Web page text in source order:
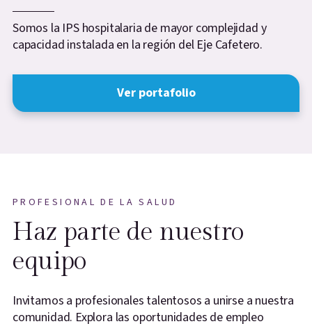
Somos la IPS hospitalaria de mayor complejidad y
capacidad instalada en la región del Eje Cafetero.
Ver portafolio
PROFESIONAL DE LA SALUD
Haz parte de nuestro
equipo
Invitamos a profesionales talentosos a unirse a nuestra
comunidad. Explora las oportunidades de empleo